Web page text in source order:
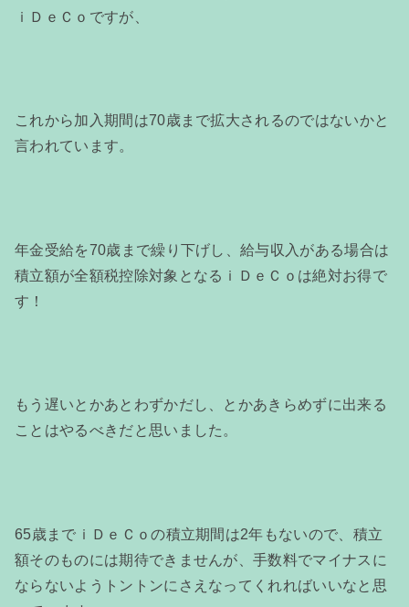
ｉＤｅＣｏですが、
これから加入期間は70歳まで拡大されるのではないかと
言われています。
年金受給を70歳まで繰り下げし、給与収入がある場合は
積立額が全額税控除対象となるｉＤｅＣｏは絶対お得で
す！
もう遅いとかあとわずかだし、とかあきらめずに出来る
ことはやるべきだと思いました。
65歳までｉＤｅＣｏの積立期間は2年もないので、積立
額そのものには期待できませんが、手数料でマイナスに
ならないようトントンにさえなってくれればいいなと思